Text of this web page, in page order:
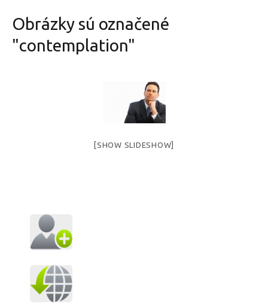
Obrázky sú označené
"contemplation"
[SHOW SLIDESHOW]